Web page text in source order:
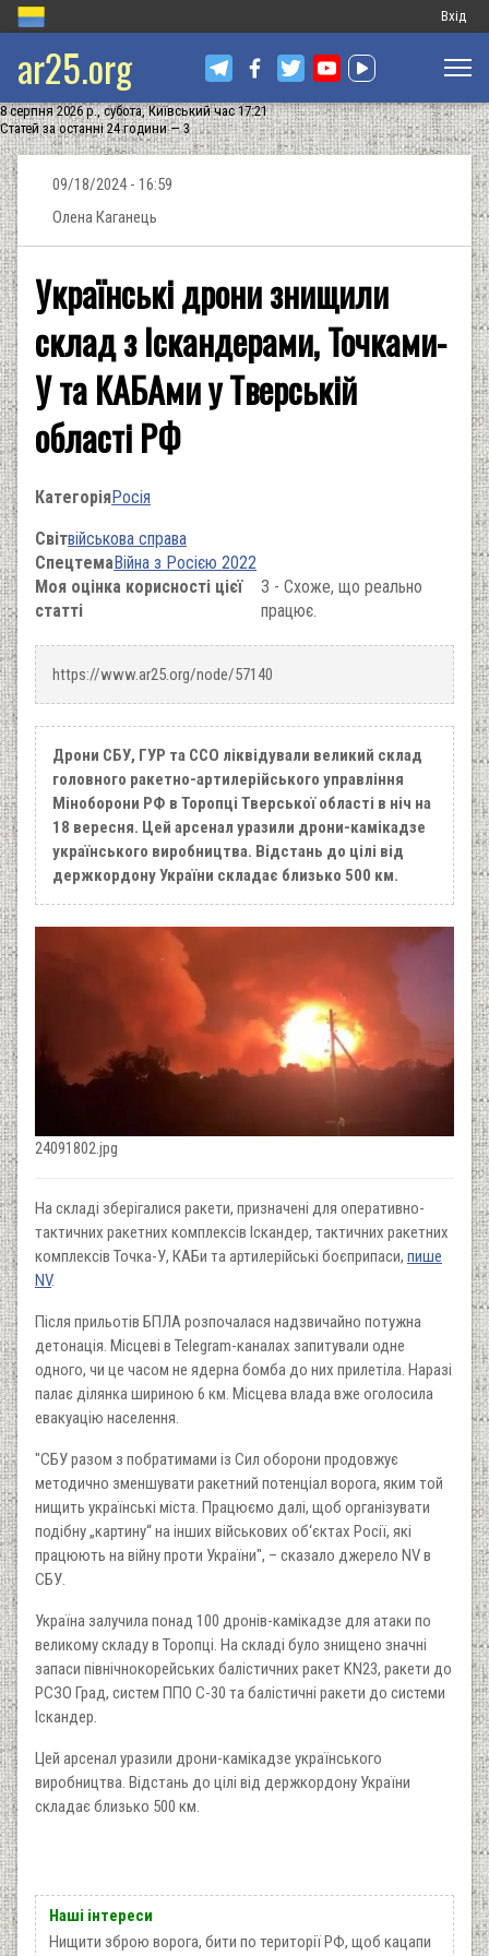
Меню
запису
Вхід
ar25.org
8 серпня 2026 р., субота, Київський час 17:21
Статей за останні 24 години — 3
09/18/2024 - 16:59
Олена Каганець
Українські дрони знищили
склад з Іскандерами, Точками-
У та КАБАми у Тверській
області РФ
КатегоріяРосія
Світвійськова справа
СпецтемаВійна з Росією 2022
Моя оцінка корисності цієї
статті
3 - Схоже, що реально
працює.
https://www.ar25.org/node/57140
Дрони СБУ, ГУР та ССО ліквідували великий склад
головного ракетно-артилерійського управління
Міноборони РФ в Торопці Тверської області в ніч на
18 вересня. Цей арсенал уразили дрони-камікадзе
українського виробництва. Відстань до цілі від
держкордону України складає близько 500 км.
24091802.jpg
На складі зберігалися ракети, призначені для оперативно-
тактичних ракетних комплексів Іскандер, тактичних ракетних
комплексів Точка-У, КАБи та артилерійські боєприпаси, пише
NV.
Після прильотів БПЛА розпочалася надзвичайно потужна
детонація. Місцеві в Telegram-каналах запитували одне
одного, чи це часом не ядерна бомба до них прилетіла. Наразі
палає ділянка шириною 6 км. Місцева влада вже оголосила
евакуацію населення.
"СБУ разом з побратимами із Сил оборони продовжує
методично зменшувати ракетний потенціал ворога, яким той
нищить українські міста. Працюємо далі, щоб організувати
подібну „картину“ на інших військових об‘єктах Росії, які
працюють на війну проти України", – сказало джерело NV в
СБУ.
Україна залучила понад 100 дронів-камікадзе для атаки по
великому складу в Торопці. На складі було знищено значні
запаси північнокорейських балістичних ракет KN23, ракети до
РСЗО Град, систем ППО С-30 та балістичні ракети до системи
Іскандер.
Цей арсенал уразили дрони-камікадзе українського
виробництва. Відстань до цілі від держкордону України
складає близько 500 км.
Наші інтереси
Нищити зброю ворога, бити по території РФ, щоб кацапи